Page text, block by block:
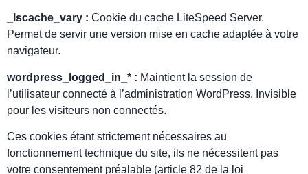
_lscache_vary : Cookie du cache LiteSpeed Server.
Permet de servir une version mise en cache adaptée à votre
navigateur.
wordpress_logged_in_* : Maintient la session de
l’utilisateur connecté à l’administration WordPress. Invisible
pour les visiteurs non connectés.
Ces cookies étant strictement nécessaires au
fonctionnement technique du site, ils ne nécessitent pas
votre consentement préalable (article 82 de la loi